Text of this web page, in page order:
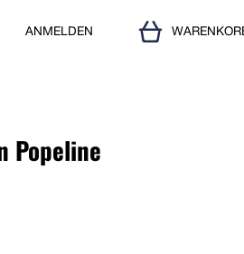
ANMELDEN
Popeline